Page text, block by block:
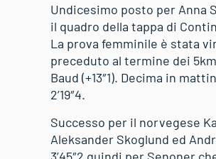
Undicesimo posto per Anna
il quadro della tappa di
La prova femminile è stata
preceduto al termine dei 5km
Baud (+13″1). Decima in
2’19″4.
Successo per il norvegese
Aleksander Skoglund ed